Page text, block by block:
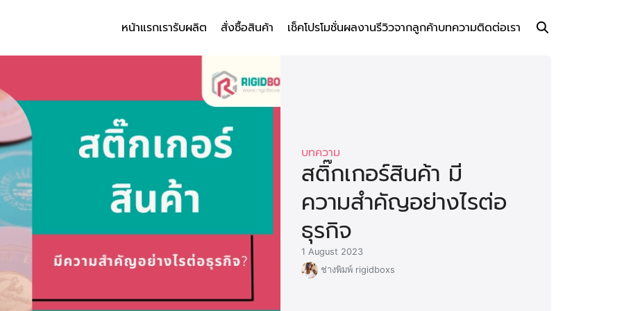
หน้าแรกเรารับผลิต สั่งซื้อสินค้า เช็คโปรโมชั่นผลงานรีวิวจากลูกค้าบทความติดต่อเรา
บทความ
สติ๊กเกอร์สินค้า มี
ความสำคัญอย่างไรต่อ
ธุรกิจ
1 August 2023
ช่างพิมพ์ rigidboxs